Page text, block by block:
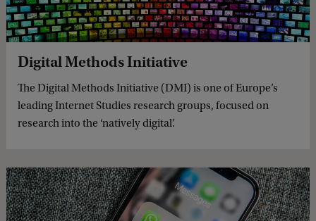
Digital Methods Initiative
The Digital Methods Initiative (DMI) is one of Europe’s
leading Internet Studies research groups, focused on
research into the ‘natively digital’.